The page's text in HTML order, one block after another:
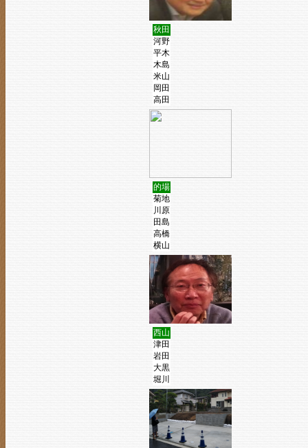
秋田
河野
平木
木島
米山
岡田
高田
的場
菊地
川原
田島
高橋
横山
西山
津田
岩田
大黒
堀川